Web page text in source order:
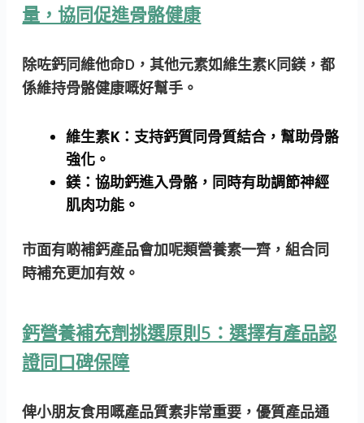
量，協同促進骨骼健康
除咗鈣同維他命D，其他元素如維生素K同鎂，都
係維持骨骼健康嘅好幫手。
維生素K：支持鈣質同骨質結合，幫助骨骼
強化。
鎂：協助鈣進入骨骼，同時有助調節神經
肌肉功能。
市面有啲補鈣產品會加呢類營養素一齊，組合同
時補充更加有效。
鈣營養補充劑挑選原則5：選擇有產品認
證同口碑保障
俾小朋友食用嘅產品質素非常重要，優質產品通